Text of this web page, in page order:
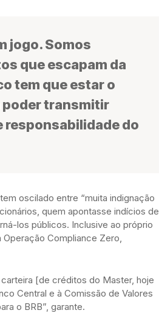
jogo. Somos
que escapam da
tem que estar o
poder transmitir
responsabilidade do
oscilado entre “muita indignação
quem apontasse indícios de
los públicos. Inclusive ao próprio
Compliance Zero,
[de créditos do Master, hoje
Central e à Comissão de Valores
o BRB”, garante.